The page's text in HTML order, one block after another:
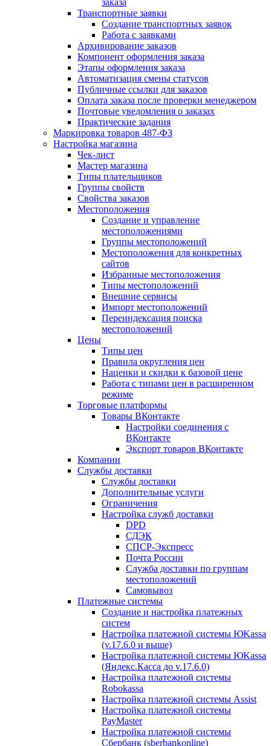
заказа
Транспортные заявки
Создание транспортных заявок
Работа с заявками
Архивирование заказов
Компонент оформления заказа
Этапы оформления заказа
Автоматизация смены статусов
Публичные ссылки для заказов
Оплата заказа после проверки менеджером
Почтовые уведомления о заказах
Практические задания
Маркировка товаров 487-ФЗ
Настройка магазина
Чек-лист
Мастер магазина
Типы плательщиков
Группы свойств
Свойства заказов
Местоположения
Создание и управление
местоположениями
Группы местоположений
Местоположения для конкретных
сайтов
Избранные местоположения
Типы местоположений
Внешние сервисы
Импорт местоположений
Переиндексация поиска
местоположений
Цены
Типы цен
Правила округления цен
Наценки и скидки к базовой цене
Работа с типами цен в расширенном
режиме
Торговые платформы
Товары ВКонтакте
Настройки соединения с
ВКонтакте
Экспорт товаров ВКонтакте
Компании
Службы доставки
Службы доставки
Дополнительные услуги
Ограничения
Настройка служб доставки
DPD
СДЭК
СПСР-Экспресс
Почта России
Служба доставки по группам
местоположений
Самовывоз
Платежные системы
Создание и настройка платежных
систем
Настройка платежной системы ЮKassa
(v.17.6.0 и выше)
Настройка платежной системы ЮKassa
(Яндекс.Касса до v.17.6.0)
Настройка платежной системы
Robokassa
Настройка платежной системы Assist
Настройка платежной системы
PayMaster
Настройка платежной системы
Сбербанк (sberbankonline)